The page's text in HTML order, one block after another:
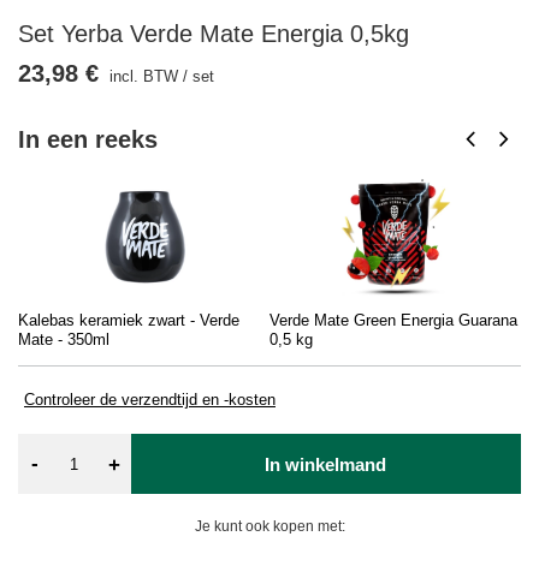
Set Yerba Verde Mate Energia 0,5kg
In een reeks
Kalebas keramiek zwart - Verde
Mate - 350ml
Verde Mate Green Energia Guarana
0,5 kg
Controleer de verzendtijd en -kosten
23,98 € incl. BTW / set
- + In winkelmand
Je kunt ook kopen met: